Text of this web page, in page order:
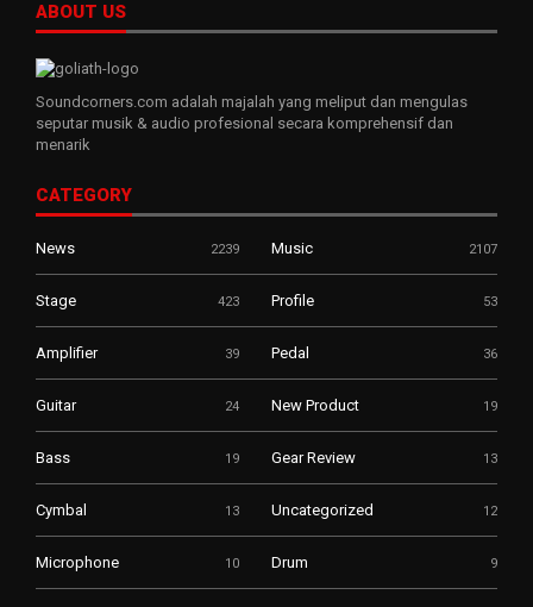
ABOUT US
Soundcorners.com adalah majalah yang meliput dan mengulas
seputar musik & audio profesional secara komprehensif dan
menarik
CATEGORY
News 2239 Music 2107
Stage 423 Profile 53
Amplifier 39 Pedal 36
Guitar 24 New Product 19
Bass 19 Gear Review 13
Cymbal 13 Uncategorized 12
Microphone 10 Drum 9